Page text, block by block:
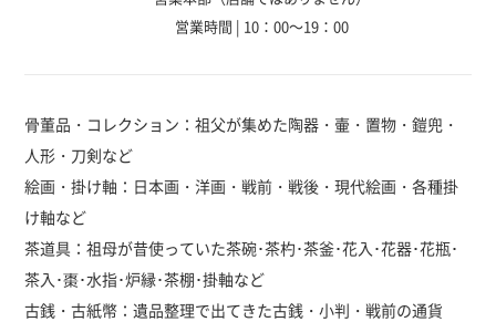
営業時間 | 10：00～19：00
骨董品・コレクション：祖父が集めた陶器・壷・置物・鎧兜・
人形・刀剣など
絵画・掛け軸：日本画・洋画・戦前・戦後・現代絵画・各種掛
け軸など
茶道具：祖母が昔使っていた茶碗･茶杓･茶釜･花入･花器･花瓶･
茶入･棗･水指･炉縁･茶棚･掛軸など
古銭・古紙幣：遺品整理で出てきた古銭・小判・戦前の通貨